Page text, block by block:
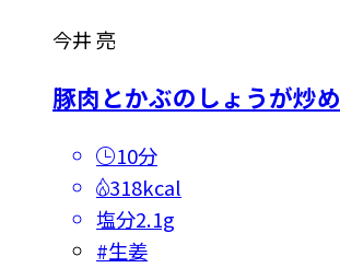
今井 亮
豚肉とかぶのしょうが炒め
10分
318kcal
塩分2.1g
#生姜